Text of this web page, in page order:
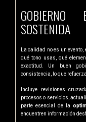
SOSTENIDA
La calidad no es un
qué tono usas, qué
exactitud. Un buen
consistencia, lo que
Incluye revisiones
procesos o servicios,
parte esencial de la
encuentren información